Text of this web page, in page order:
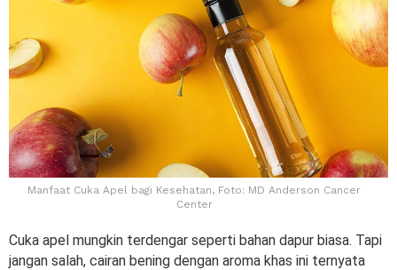
Manfaat Cuka Apel bagi Kesehatan, Foto: MD Anderson Cancer
Center
Cuka apel mungkin terdengar seperti bahan dapur biasa. Tapi
jangan salah, cairan bening dengan aroma khas ini ternyata